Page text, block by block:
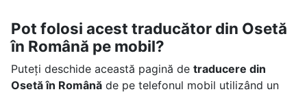
Pot folosi acest traducător din Osetă
în Română pe mobil?
Puteți deschide această pagină de traducere din
Osetă în Românăde pe telefonul mobil utilizând un